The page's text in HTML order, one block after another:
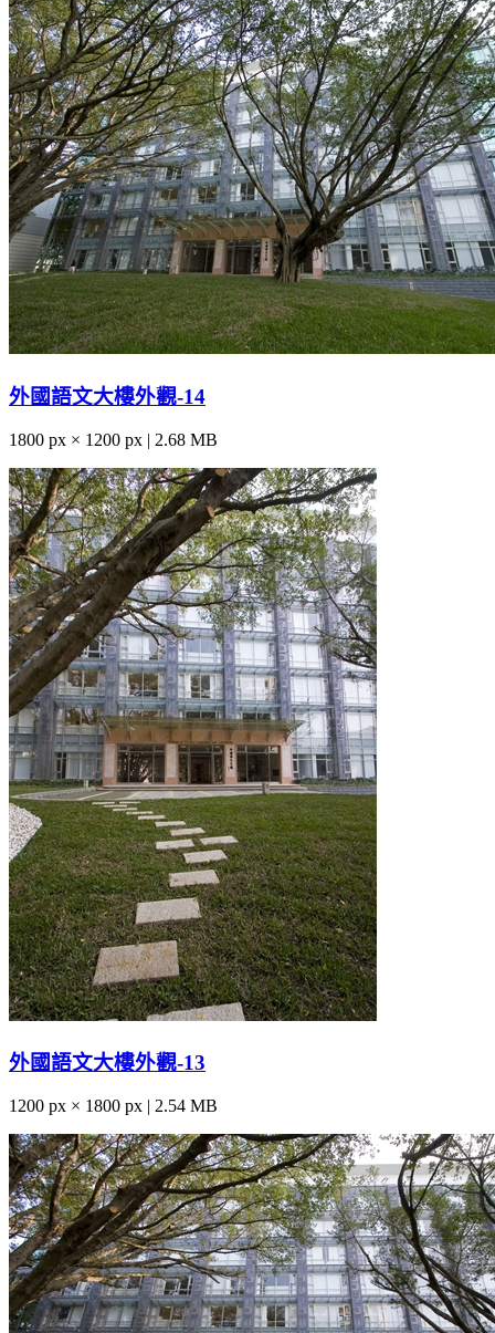
外國語文大樓外觀-14
1800 px × 1200 px | 2.68 MB
外國語文大樓外觀-13
1200 px × 1800 px | 2.54 MB